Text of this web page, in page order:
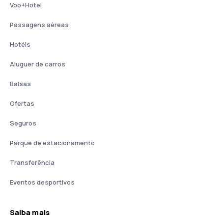
Voo+Hotel
Passagens aéreas
Hotéis
Aluguer de carros
Balsas
Ofertas
Seguros
Parque de estacionamento
Transferência
Eventos desportivos
Saiba mais